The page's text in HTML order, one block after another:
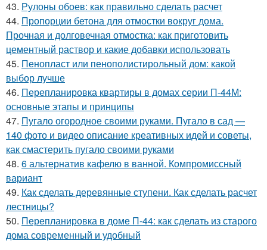
43. Рулоны обоев: как правильно сделать расчет
44. Пропорции бетона для отмостки вокруг дома.
Прочная и долговечная отмостка: как приготовить
цементный раствор и какие добавки использовать
45. Пенопласт или пенополистирольный дом: какой
выбор лучше
46. Перепланировка квартиры в домах серии П-44М:
основные этапы и принципы
47. Пугало огородное своими руками. Пугало в сад —
140 фото и видео описание креативных идей и советы,
как смастерить пугало своими руками
48. 6 альтернатив кафелю в ванной. Компромиссный
вариант
49. Как сделать деревянные ступени. Как сделать расчет
лестницы?
50. Перепланировка в доме П-44: как сделать из старого
дома современный и удобный